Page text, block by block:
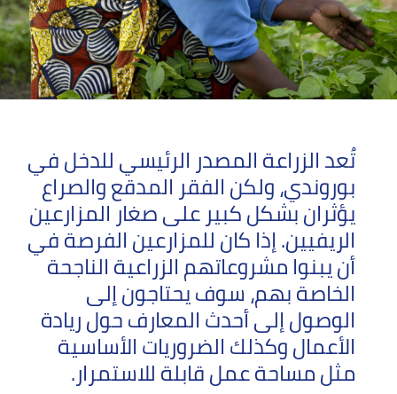
الكبرى
أوروبا
تُعد الزراعة المصدر الرئيسي للدخل في
بوروندي، ولكن الفقر المدقع والصراع
يؤثران بشكل كبير على صغار المزارعين
الريفيين. إذا كان للمزارعين الفرصة في
أن يبنوا مشروعاتهم الزراعية الناجحة
الخاصة بهم، سوف يحتاجون إلى
الوصول إلى أحدث المعارف حول ريادة
الأعمال وكذلك الضروريات الأساسية
مثل مساحة عمل قابلة للاستمرار.